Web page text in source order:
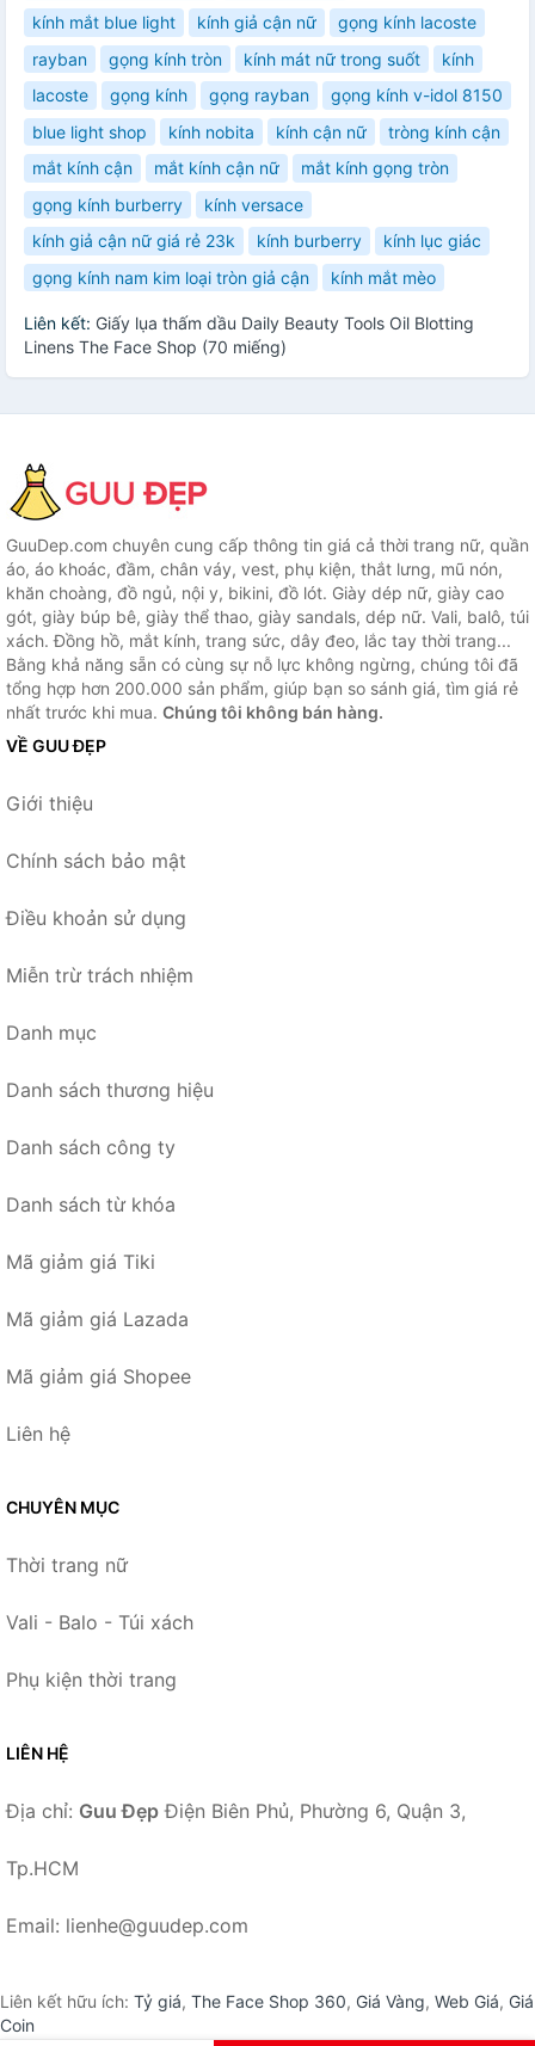
kính mắt blue light
kính giả cận nữ
gọng kính lacoste
rayban
gọng kính tròn kính mát nữ trong suốt
kính
lacoste
gọng kính gọng rayban
gọng kính v-idol 8150
blue light shop
kính nobita kính cận nữ
tròng kính cận
mắt kính cận
mắt kính cận nữ
mắt kính gọng tròn
gọng kính burberry
kính versace
kính giả cận nữ giá rẻ 23k
kính burberry
kính lục giác
gọng kính nam kim loại tròn giả cận
kính mắt mèo
Liên kết: Giấy lụa thấm dầu Daily Beauty Tools Oil Blotting
Linens The Face Shop (70 miếng)
GuuDep.com chuyên cung cấp thông tin giá cả thời trang nữ, quần
áo, áo khoác, đầm, chân váy, vest, phụ kiện, thắt lưng, mũ nón,
khăn choàng, đồ ngủ, nội y, bikini, đồ lót. Giày dép nữ, giày cao
gót, giày búp bê, giày thể thao, giày sandals, dép nữ. Vali, balô, túi
xách. Đồng hồ, mắt kính, trang sức, dây đeo, lắc tay thời trang...
Bằng khả năng sẵn có cùng sự nỗ lực không ngừng, chúng tôi đã
tổng hợp hơn 200.000 sản phẩm, giúp bạn so sánh giá, tìm giá rẻ
nhất trước khi mua. Chúng tôi không bán hàng.
VỀ GUU ĐẸP
Giới thiệu
Chính sách bảo mật
Điều khoản sử dụng
Miễn trừ trách nhiệm
Danh mục
Danh sách thương hiệu
Danh sách công ty
Danh sách từ khóa
Mã giảm giá Tiki
Mã giảm giá Lazada
Mã giảm giá Shopee
Liên hệ
CHUYÊN MỤC
Thời trang nữ
Vali - Balo - Túi xách
Phụ kiện thời trang
LIÊN HỆ
Địa chỉ: Guu Đẹp Điện Biên Phủ, Phường 6, Quận 3,
Tp.HCM
Email: lienhe@guudep.com
Liên kết hữu ích: Tỷ giá, The Face Shop 360, Giá Vàng, Web Giá, Giá
Coin